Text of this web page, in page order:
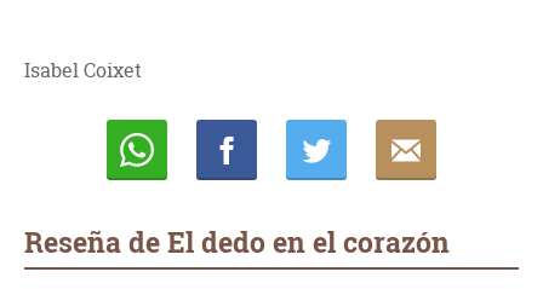
Isabel Coixet
Reseña de El dedo en el corazón